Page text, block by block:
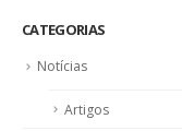
CATEGORIAS
Notícias
Artigos